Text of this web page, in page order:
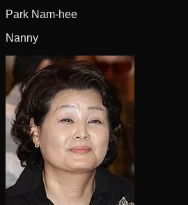
Park Nam-hee
Nanny